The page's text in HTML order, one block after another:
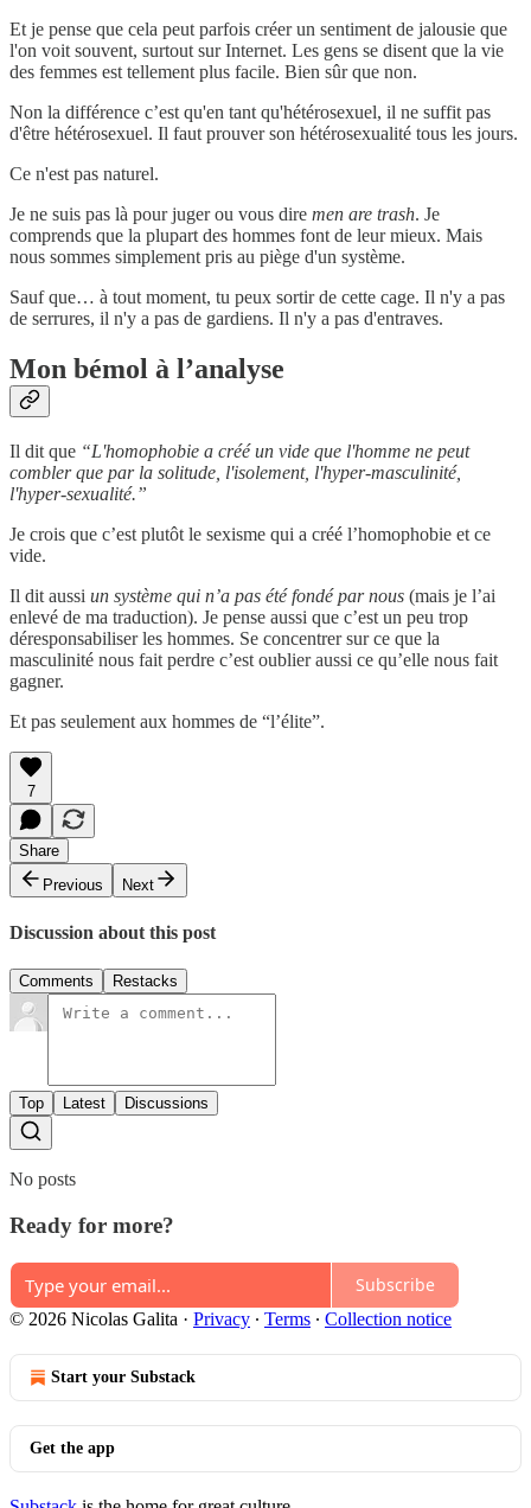
Et je pense que cela peut parfois créer un sentiment de jalousie que
l'on voit souvent, surtout sur Internet. Les gens se disent que la vie
des femmes est tellement plus facile. Bien sûr que non.
Non la différence c’est qu'en tant qu'hétérosexuel, il ne suffit pas
d'être hétérosexuel. Il faut prouver son hétérosexualité tous les jours.
Ce n'est pas naturel.
Je ne suis pas là pour juger ou vous dire men are trash. Je
comprends que la plupart des hommes font de leur mieux. Mais
nous sommes simplement pris au piège d'un système.
Sauf que… à tout moment, tu peux sortir de cette cage. Il n'y a pas
de serrures, il n'y a pas de gardiens. Il n'y a pas d'entraves.
Mon bémol à l’analyse
Il dit que “L'homophobie a créé un vide que l'homme ne peut
combler que par la solitude, l'isolement, l'hyper-masculinité,
l'hyper-sexualité.”
Je crois que c’est plutôt le sexisme qui a créé l’homophobie et ce
vide.
Il dit aussi un système qui n’a pas été fondé par nous (mais je l’ai
enlevé de ma traduction). Je pense aussi que c’est un peu trop
déresponsabiliser les hommes. Se concentrer sur ce que la
masculinité nous fait perdre c’est oublier aussi ce qu’elle nous fait
gagner.
Et pas seulement aux hommes de “l’élite”.
7
Share
Previous
Next
Discussion about this post
Comments Restacks
Top Latest Discussions
No posts
Ready for more?
Subscribe
© 2026 Nicolas Galita · Privacy ∙ Terms ∙ Collection notice
Start your Substack
Get the app